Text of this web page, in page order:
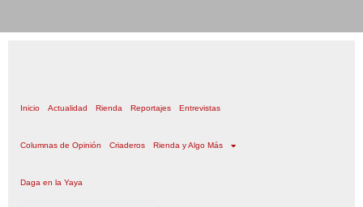
Inicio Actualidad Rienda Reportajes Entrevistas
Columnas de Opinión Criaderos Rienda y Algo Más
Daga en la Yaya